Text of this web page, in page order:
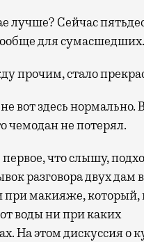
лучше? Сейчас
для сумасшедших.
прочим, стало
вот здесь нормально.
чемодан не потерял.
что слышу,
разговора двух дам в
при макияже, который,
воды ни при каких
На этом дискуссия о